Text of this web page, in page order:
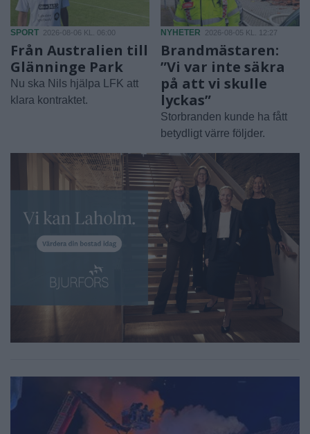
SPORT 2026-08-06 KL. 06:00
Från Australien till
Glänninge Park
Nu ska Nils hjälpa LFK att
klara kontraktet.
NYHETER 2026-08-05 KL. 12:27
Brandmästaren:
”Vi var inte säkra
på att vi skulle
lyckas”
Storbranden kunde ha fått
betydligt värre följder.